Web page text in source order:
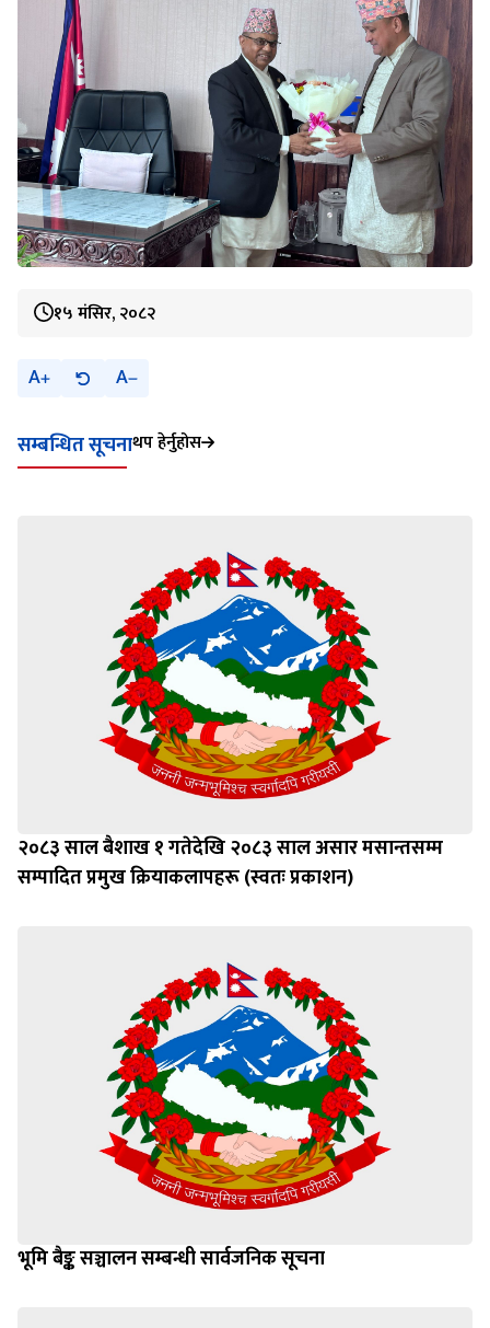
१५ मंसिर, २०८२
A A
सम्बन्धित सूचनाथप हेर्नुहोस
२०८३ साल बैशाख १ गतेदेखि २०८३ साल असार मसान्तसम्म
सम्पादित प्रमुख क्रियाकलापहरू (स्वतः प्रकाशन)
भूमि बैङ्क सञ्चालन सम्बन्धी सार्वजनिक सूचना